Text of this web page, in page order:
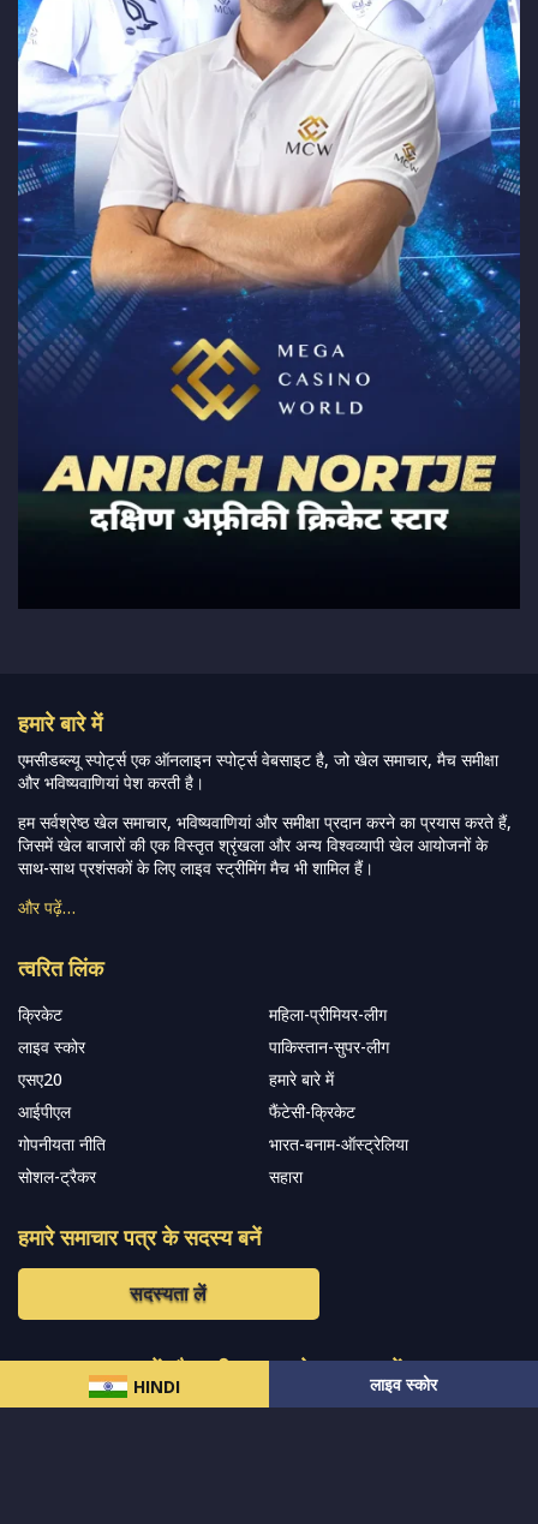
HINDI लाइव स्कोर
हमारे बारे में
एमसीडब्ल्यू स्पोर्ट्स एक ऑनलाइन स्पोर्ट्स वेबसाइट है, जो खेल समाचार, मैच समीक्षा
और भविष्यवाणियां पेश करती है।
हम सर्वश्रेष्ठ खेल समाचार, भविष्यवाणियां और समीक्षा प्रदान करने का प्रयास करते हैं,
जिसमें खेल बाजारों की एक विस्तृत श्रृंखला और अन्य विश्वव्यापी खेल आयोजनों के
साथ-साथ प्रशंसकों के लिए लाइव स्ट्रीमिंग मैच भी शामिल हैं।
और पढ़ें…
त्वरित लिंक
क्रिकेट
महिला-प्रीमियर-लीग
लाइव स्कोर
पाकिस्तान-सुपर-लीग
एसए20
हमारे बारे में
आईपीएल
फैंटेसी-क्रिकेट
गोपनीयता नीति
भारत-बनाम-ऑस्ट्रेलिया
सोशल-ट्रैकर
सहारा
हमारे समाचार पत्र के सदस्य बनें
सदस्यता लें
हमारा अनुसरण करें और नवीनतम अपडेट प्राप्त करेंs